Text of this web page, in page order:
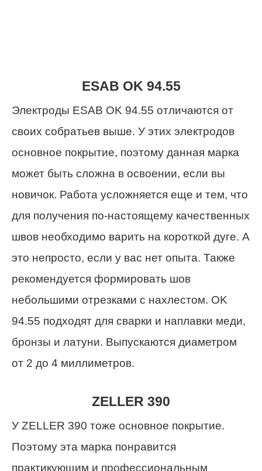
ESAB OK 94.55
Электроды ESAB OK 94.55 отличаются от
своих собратьев выше. У этих электродов
основное покрытие, поэтому данная марка
может быть сложна в освоении, если вы
новичок. Работа усложняется еще и тем, что
для получения по-настоящему качественных
швов необходимо варить на короткой дуге. А
это непросто, если у вас нет опыта. Также
рекомендуется формировать шов
небольшими отрезками с нахлестом. OK
94.55 подходят для сварки и наплавки меди,
бронзы и латуни. Выпускаются диаметром
от 2 до 4 миллиметров.
ZELLER 390
У ZELLER 390 тоже основное покрытие.
Поэтому эта марка понравится
практикующим и профессиональным